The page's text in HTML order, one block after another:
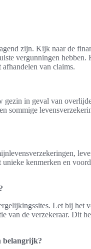
zijn. Kijk naar de
vergunningen
afhandelen van claims.
gezin in geval van
sommige
kenmerken en
Let bij het
van de verzekeraar. Dit
belangrijk?